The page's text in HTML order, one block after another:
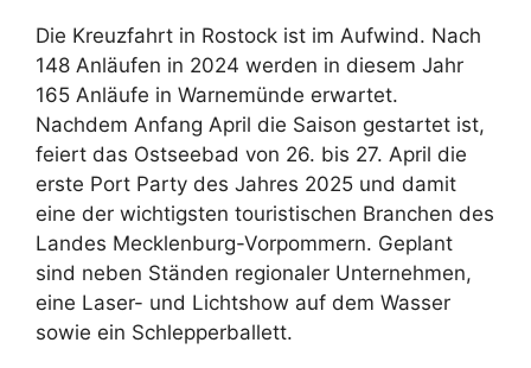
Die Kreuzfahrt in Rostock ist im Aufwind. Nach
148 Anläufen in 2024 werden in diesem Jahr
165 Anläufe in Warnemünde erwartet.
Nachdem Anfang April die Saison gestartet ist,
feiert das Ostseebad von 26. bis 27. April die
erste Port Party des Jahres 2025 und damit
eine der wichtigsten touristischen Branchen des
Landes Mecklenburg-Vorpommern. Geplant
sind neben Ständen regionaler Unternehmen,
eine Laser- und Lichtshow auf dem Wasser
sowie ein Schlepperballett.